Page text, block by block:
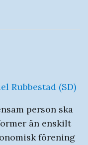
Rubbestad (SD)
person ska
än enskilt
förening